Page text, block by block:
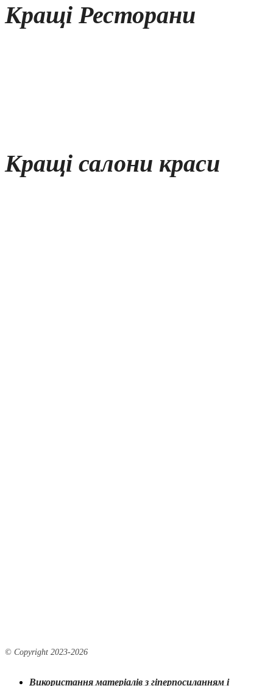
Кращі Ресторани
Кращі салони краси
© Copyright 2023-2026
Використання матеріалів з гіперпосиланням і